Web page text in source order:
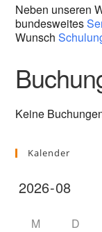
Neben unseren
bundesweites
Wunsch
Keine
Kalender
M D